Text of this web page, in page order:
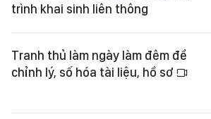
trình khai sinh liên thông
Tranh thủ làm ngày làm đêm để
chỉnh lý, số hóa tài liệu, hồ sơ